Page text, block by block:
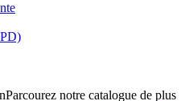
Parcourez notre catalogue de plus